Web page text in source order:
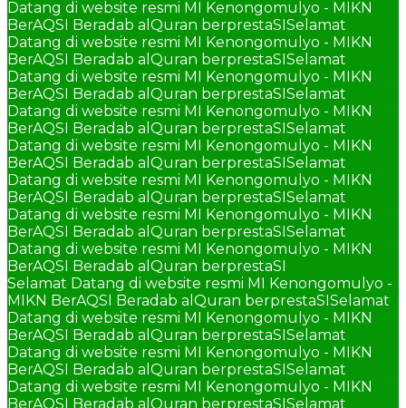
Datang di website resmi MI Kenongomulyo - MIKN
BerAQSI Beradab alQuran berprestaSISelamat
Datang di website resmi MI Kenongomulyo - MIKN
BerAQSI Beradab alQuran berprestaSISelamat
Datang di website resmi MI Kenongomulyo - MIKN
BerAQSI Beradab alQuran berprestaSISelamat
Datang di website resmi MI Kenongomulyo - MIKN
BerAQSI Beradab alQuran berprestaSISelamat
Datang di website resmi MI Kenongomulyo - MIKN
BerAQSI Beradab alQuran berprestaSISelamat
Datang di website resmi MI Kenongomulyo - MIKN
BerAQSI Beradab alQuran berprestaSISelamat
Datang di website resmi MI Kenongomulyo - MIKN
BerAQSI Beradab alQuran berprestaSISelamat
Datang di website resmi MI Kenongomulyo - MIKN
BerAQSI Beradab alQuran berprestaSI
Selamat Datang di website resmi MI Kenongomulyo -
MIKN BerAQSI Beradab alQuran berprestaSISelamat
Datang di website resmi MI Kenongomulyo - MIKN
BerAQSI Beradab alQuran berprestaSISelamat
Datang di website resmi MI Kenongomulyo - MIKN
BerAQSI Beradab alQuran berprestaSISelamat
Datang di website resmi MI Kenongomulyo - MIKN
BerAQSI Beradab alQuran berprestaSISelamat